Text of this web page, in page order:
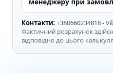
Контакти: +380660234818 -
Фактичний розрахунок
відповідно до цього